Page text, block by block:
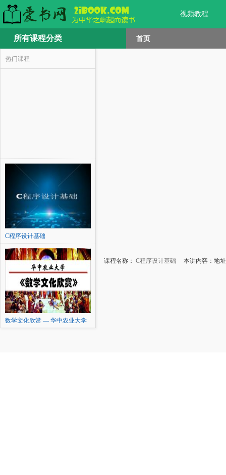
视频教程
所有课程分类 首页
热门课程
C程序设计基础
数学文化欣赏 — 华中农业大学
课程名称： C程序设计基础 本讲内容：地